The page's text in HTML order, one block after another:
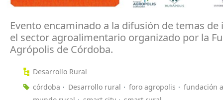
Evento encaminado a la difusión de temas de
el sector agroalimentario organizado por la
Agrópolis de Córdoba.
Desarrollo Rural
córdoba
Desarrollo rural foro agropolis
fundación